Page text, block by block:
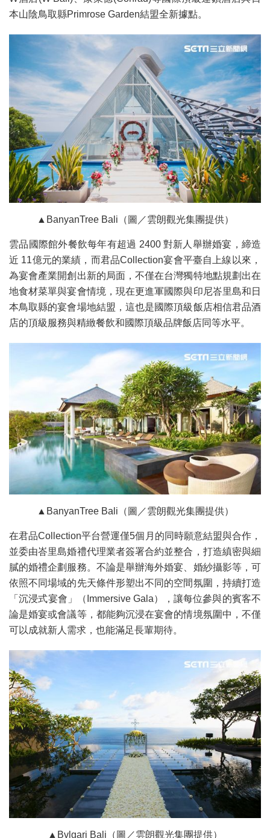
本山陰鳥取縣Primrose Garden結盟全新據點。
▲BanyanTree Bali（圖／雲朗觀光集團提供）
雲品國際館外餐飲每年有超過 2400 對新人舉辦婚宴，締造
近 11億元的業績，而君品Collection宴會平臺自上線以來，
為宴會產業開創出新的局面，不僅在台灣獨特地點規劃出在
地食材菜單與宴會情境，現在更進軍國際與印尼峇里島和日
本鳥取縣的宴會場地結盟，這也是國際頂級飯店相信君品酒
店的頂級服務與精緻餐飲和國際頂級品牌飯店同等水平。
▲BanyanTree Bali（圖／雲朗觀光集團提供）
在君品Collection平台營運僅5個月的同時願意結盟與合作，
並委由峇里島婚禮代理業者簽署合約並整合，打造縝密與細
膩的婚禮企劃服務。不論是舉辦海外婚宴、婚紗攝影等，可
依照不同場域的先天條件形塑出不同的空間氛圍，持續打造
「沉浸式宴會」（Immersive Gala），讓每位參與的賓客不
論是婚宴或會議等，都能夠沉浸在宴會的情境氛圍中，不僅
可以成就新人需求，也能滿足長輩期待。
▲Bvlgari Bali（圖／雲朗觀光集團提供）